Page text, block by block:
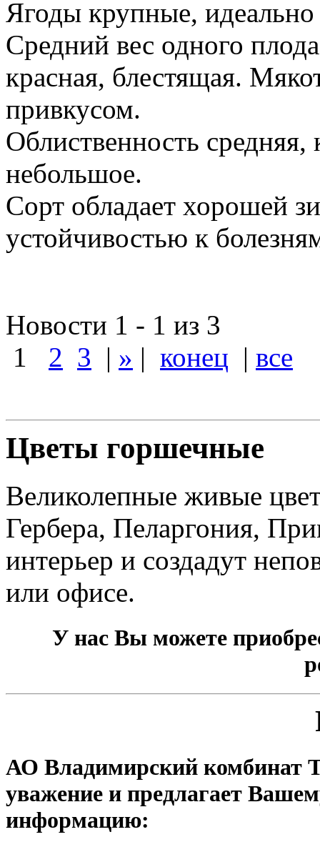
Ягоды крупные,
Средний вес одного
красная, блестящая.
привкусом.
Облиственность средняя,
небольшое.
Сорт обладает хорошей
устойчивостью к
Новости 1 - 1 из 3
1
2 3 | » | конец | все
Цветы горшечные
Великолепные живые
Гербера, Пеларгония,
интерьер и создадут
или офисе.
У нас Вы можете
АО Владимирский комбинат
уважение и предлагает
информацию: